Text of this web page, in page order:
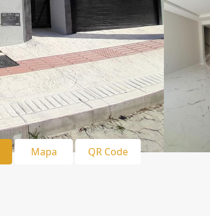
Mapa QR Code